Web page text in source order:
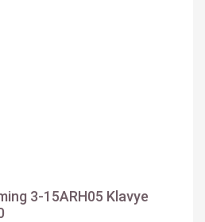
3-15ARH05 Klavye